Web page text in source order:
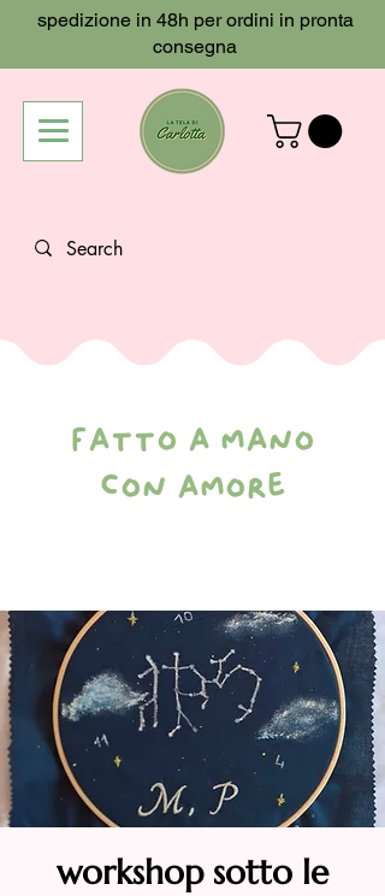
spedizione in 48h per ordini in pronta
consegna
fatto a mano
con amore
workshop sotto le